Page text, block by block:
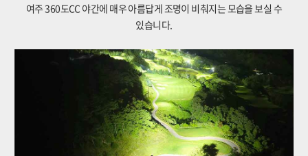
여주 360도CC 야간에 매우 아름답게 조명이 비춰지는 모습을 보실 수
있습니다.